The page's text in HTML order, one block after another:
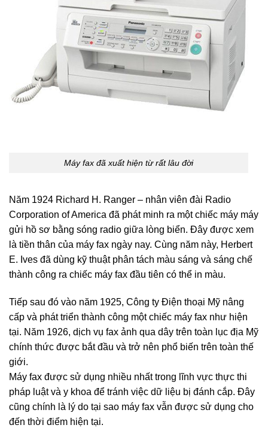
Máy fax đã xuất hiện từ rất lâu đời
Năm 1924 Richard H. Ranger – nhân viên đài Radio
Corporation of America đã phát minh ra một chiếc máy máy
gửi hồ sơ bằng sóng radio giữa lòng biển. Đây được xem
là tiền thân của máy fax ngày nay. Cùng năm này, Herbert
E. Ives đã dùng kỹ thuật phân tách màu sáng và sáng chế
thành công ra chiếc máy fax đầu tiên có thể in màu.
Tiếp sau đó vào năm 1925, Công ty Điện thoại Mỹ nâng
cấp và phát triển thành công một chiếc máy fax như hiện
tại. Năm 1926, dịch vụ fax ảnh qua dây trên toàn lục địa Mỹ
chính thức được bắt đầu và trở nên phổ biến trên toàn thế
giới.
Máy fax được sử dụng nhiều nhất trong lĩnh vực thực thi
pháp luật và y khoa để tránh việc dữ liệu bị đánh cắp. Đây
cũng chính là lý do tại sao máy fax vẫn được sử dụng cho
đến thời điểm hiện tại.